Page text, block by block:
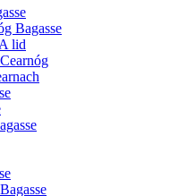
Bagasse
lid